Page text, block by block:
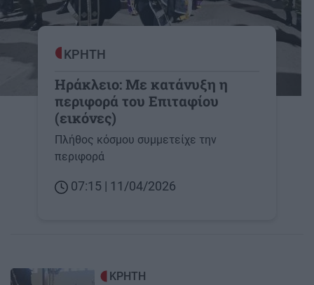
ΚΡΗΤΗ
Ηράκλειο: Με κατάνυξη η
περιφορά του Επιταφίου
(εικόνες)
Πλήθος κόσμου συμμετείχε την
περιφορά
07:15 | 11/04/2026
Image ΚΡΗΤΗ